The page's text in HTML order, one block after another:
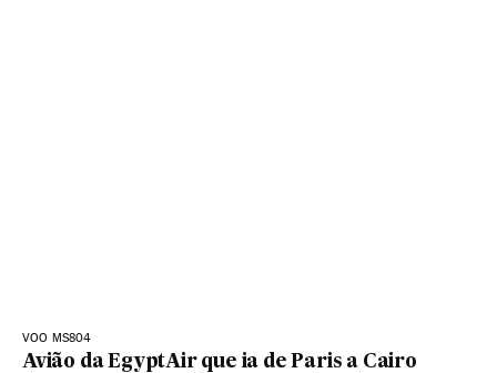
VOO MS804
Avião da EgyptAir que ia de Paris a Cairo